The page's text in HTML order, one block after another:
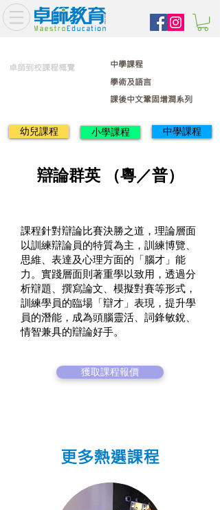
卓師到校課程概覽
學術及語言
課後中文鞏固增潤系列
中學課程
幼兒課程 小學課程 中學課程
課程針對辯論比賽決勝之道，理論層面
以訓練辯論員的特質為主，訓練博覽、
思維、表達及心理方面的「腦才」能
力。實踐層面則著重學以致用，透過分
析辯題、撰寫論文、模擬對賽等形式，
訓練學員的臨場「辯才」表現，提升學
員的潛能，成為頭腦靈活、詞鋒敏銳、
情智兼具的辯論好手。
獲取課程報價
辯論群英 （粵／普）
更多熱選課程